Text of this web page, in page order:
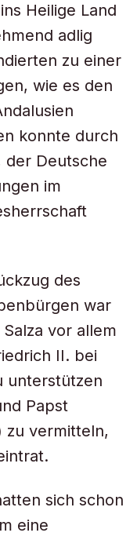
Heilige Land
adlig
zu einer
wie es den
konnte durch
der Deutsche
im
des
war
vor allem
II. bei
unterstützen
Papst
zu vermitteln,
sich schon
eine